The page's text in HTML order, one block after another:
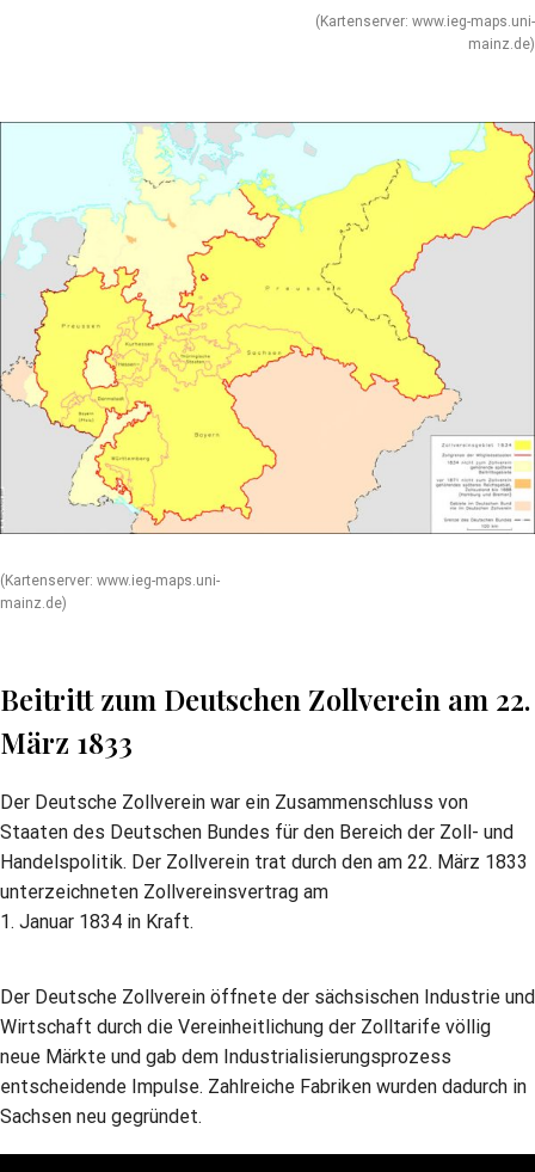
(Kartenserver: www.ieg-maps.uni-
mainz.de)
(Kartenserver: www.ieg-maps.uni-
mainz.de)
Beitritt zum Deutschen Zollverein am 22.
März 1833
Der Deutsche Zollverein war ein Zusammenschluss von
Staaten des Deutschen Bundes für den Bereich der Zoll- und
Handelspolitik. Der Zollverein trat durch den am 22. März 1833
unterzeichneten Zollvereinsvertrag am
1. Januar 1834 in Kraft.
Der Deutsche Zollverein öffnete der sächsischen Industrie und
Wirtschaft durch die Vereinheitlichung der Zolltarife völlig
neue Märkte und gab dem Industrialisierungsprozess
entscheidende Impulse. Zahlreiche Fabriken wurden dadurch in
Sachsen neu gegründet.